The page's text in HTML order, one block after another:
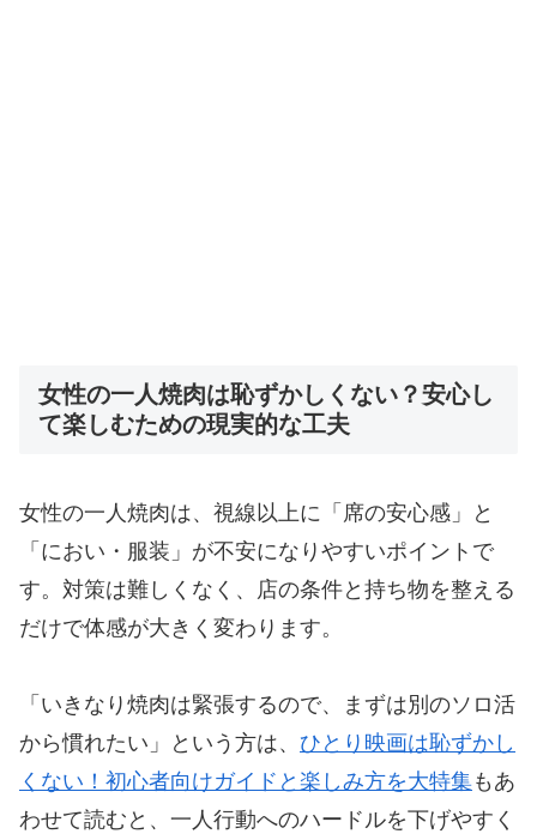
女性の一人焼肉は恥ずかしくない？安心し
て楽しむための現実的な工夫
女性の一人焼肉は、視線以上に「席の安心感」と
「におい・服装」が不安になりやすいポイントで
す。対策は難しくなく、店の条件と持ち物を整える
だけで体感が大きく変わります。
「いきなり焼肉は緊張するので、まずは別のソロ活
から慣れたい」という方は、 ひとり映画は恥ずかし
くない！初心者向けガイドと楽しみ方を大特集もあ
わせて読むと、一人行動へのハードルを下げやすく